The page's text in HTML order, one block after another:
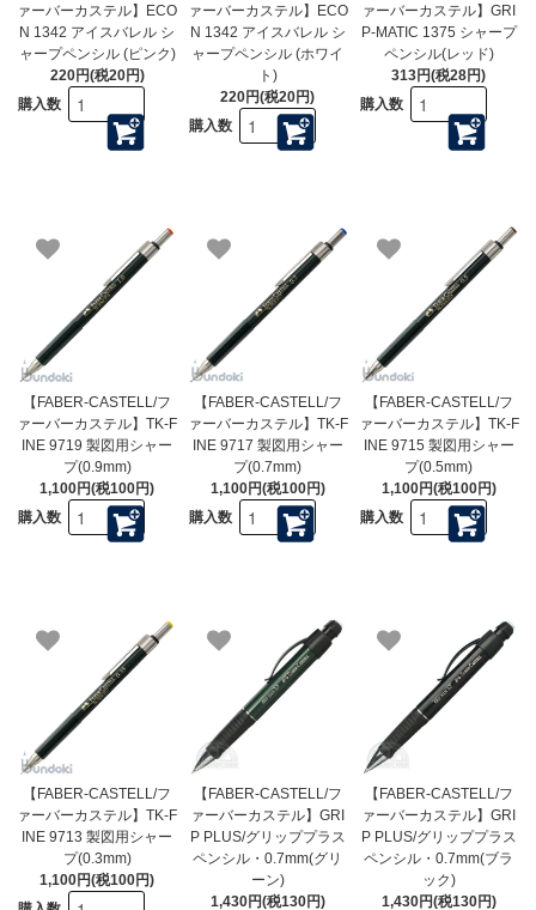
ァーバーカステル】ECO
N 1342 アイスバレル シ
ャープペンシル (ピンク)
220円(税20円)
購入数
ァーバーカステル】ECO
N 1342 アイスバレル シ
ャープペンシル (ホワイ
ト)
220円(税20円)
購入数
ァーバーカステル】GRI
P-MATIC 1375 シャープ
ペンシル(レッド)
313円(税28円)
購入数
【FABER-CASTELL/フ
ァーバーカステル】TK-F
INE 9719 製図用シャー
プ(0.9mm)
1,100円(税100円)
購入数
【FABER-CASTELL/フ
ァーバーカステル】TK-F
INE 9717 製図用シャー
プ(0.7mm)
1,100円(税100円)
購入数
【FABER-CASTELL/フ
ァーバーカステル】TK-F
INE 9715 製図用シャー
プ(0.5mm)
1,100円(税100円)
購入数
【FABER-CASTELL/フ
ァーバーカステル】TK-F
INE 9713 製図用シャー
プ(0.3mm)
1,100円(税100円)
【FABER-CASTELL/フ
ァーバーカステル】GRI
P PLUS/グリッププラス
ペンシル・0.7mm(グリ
ーン)
1,430円(税130円)
【FABER-CASTELL/フ
ァーバーカステル】GRI
P PLUS/グリッププラス
ペンシル・0.7mm(ブラ
ック)
1,430円(税130円)